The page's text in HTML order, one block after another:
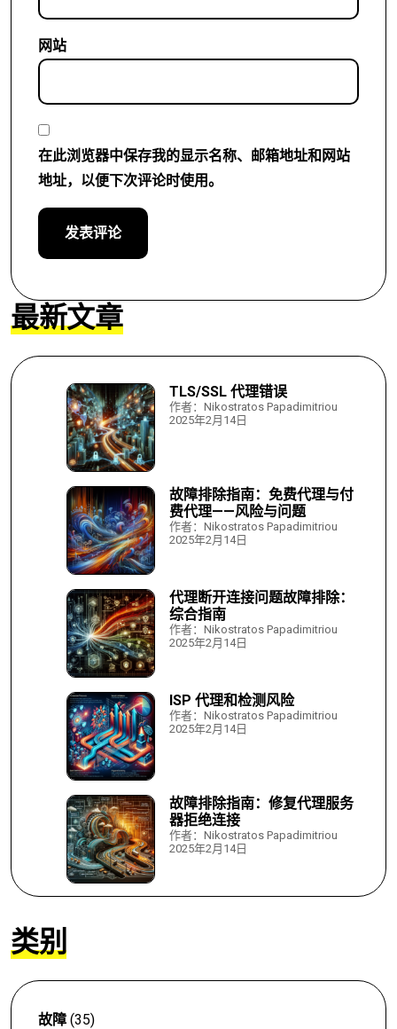
网站
在此浏览器中保存我的显示名称、邮箱地址和网站
地址，以便下次评论时使用。
最新文章
TLS/SSL 代理错误
作者：Nikostratos Papadimitriou
2025年2月14日
故障排除指南：免费代理与付
费代理——风险与问题
作者：Nikostratos Papadimitriou
2025年2月14日
代理断开连接问题故障排除：
综合指南
作者：Nikostratos Papadimitriou
2025年2月14日
ISP 代理和检测风险
作者：Nikostratos Papadimitriou
2025年2月14日
故障排除指南：修复代理服务
器拒绝连接
作者：Nikostratos Papadimitriou
2025年2月14日
类别
故障 (35)